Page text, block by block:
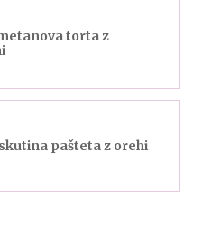
torta z
pašteta z orehi